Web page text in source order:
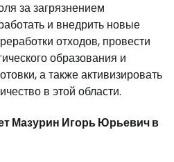
за загрязнением
и внедрить новые
отходов, провести
образования и
а также активизировать
в этой области.
Мазурин Игорь Юрьевич в